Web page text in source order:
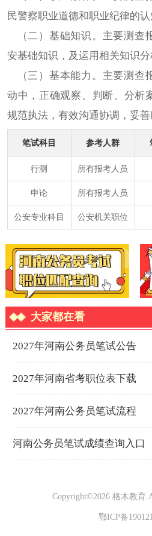
民警察职业道德和职业纪律的认
（二）基础知识。主要测查
安基础知识，及运用相关知识分
（三）基本能力。主要测
动中，正确观察、判断、分析
规范执法，有效沟通协调，妥善
笔试科目 参考人群
行测 所有报考人员
申论 所有报考人员
公安专业科目 公安机关职位
Copyright©2026 格木教育
鄂ICP备